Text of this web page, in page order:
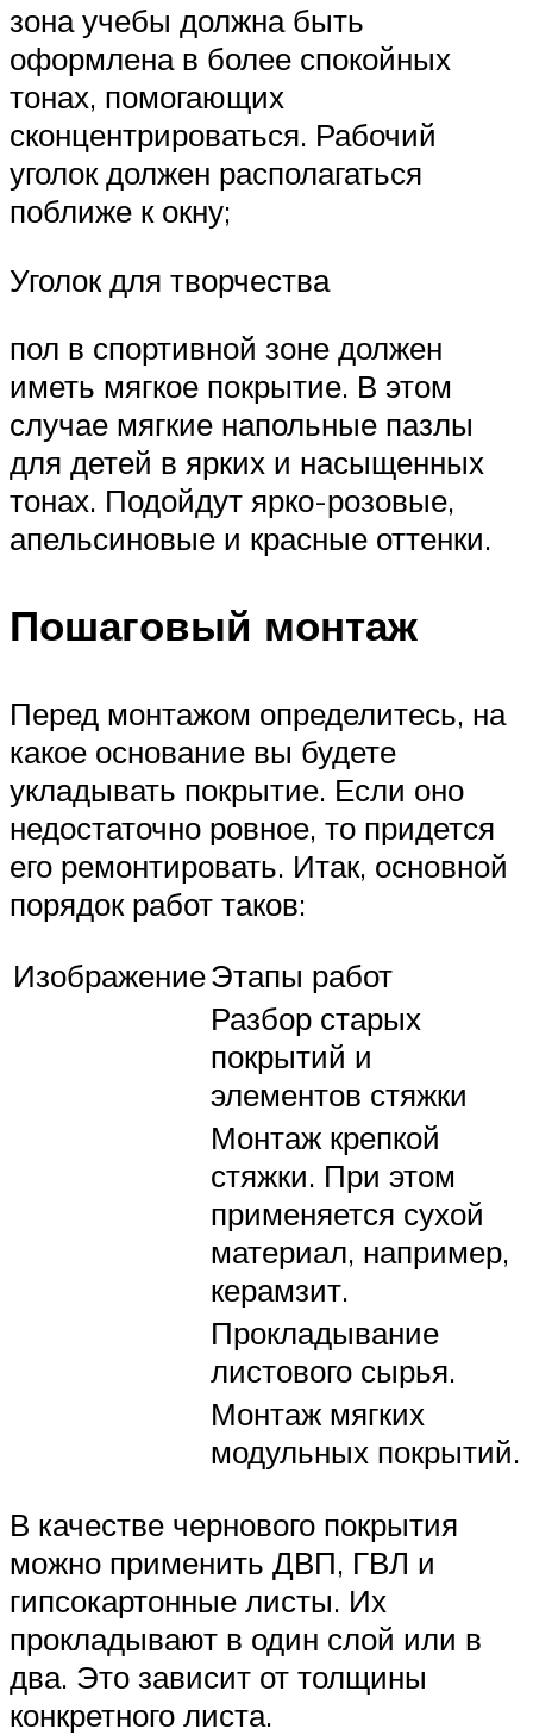
зона учебы должна быть
оформлена в более спокойных
тонах, помогающих
сконцентрироваться. Рабочий
уголок должен располагаться
поближе к окну;
Уголок для творчества
пол в спортивной зоне должен
иметь мягкое покрытие. В этом
случае мягкие напольные пазлы
для детей в ярких и насыщенных
тонах. Подойдут ярко-розовые,
апельсиновые и красные оттенки.
Пошаговый монтаж
Перед монтажом определитесь, на
какое основание вы будете
укладывать покрытие. Если оно
недостаточно ровное, то придется
его ремонтировать. Итак, основной
порядок работ таков:
ИзображениеЭтапы работ
Разбор старых
покрытий и
элементов стяжки
Монтаж крепкой
стяжки. При этом
применяется сухой
материал, например,
керамзит.
Прокладывание
листового сырья.
Монтаж мягких
модульных покрытий.
В качестве чернового покрытия
можно применить ДВП, ГВЛ и
гипсокартонные листы. Их
прокладывают в один слой или в
два. Это зависит от толщины
конкретного листа.